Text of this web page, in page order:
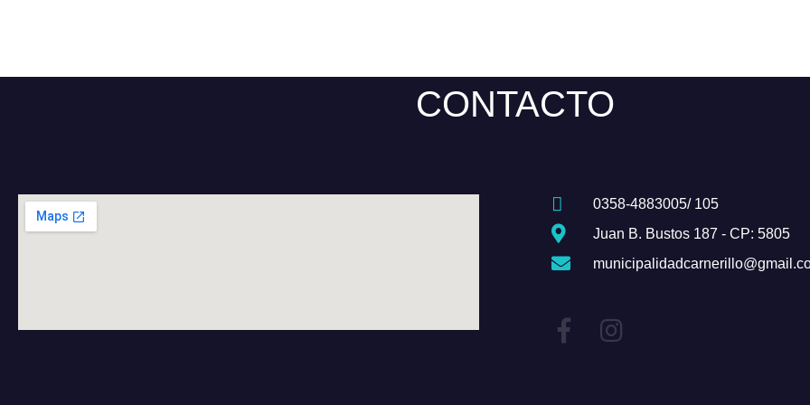
CONTACTO
0358-4883005/ 105
Juan B. Bustos 187 - CP: 5805